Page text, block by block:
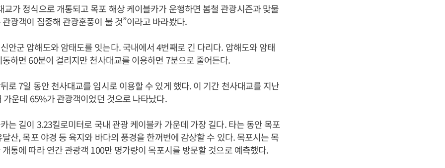
교가 정식으로 개통되고 목포 해상 케이블카가 운행하면 봄철 관광시즌과 맞물
광객이 집중해 관광훈풍이 불 것”이라고 바라봤다.
안군 압해도와 암태도를 잇는다. 국내에서 4번째로 긴 다리다. 압해도와 암태
하면 60분이 걸리지만 천사대교를 이용하면 7분으로 줄어든다.
로 7일 동안 천사대교를 임시로 이용할 수 있게 했다. 이 기간 천사대교를 지난
가운데 65%가 관광객이었던 것으로 나타났다.
는 길이 3.23킬로미터로 국내 관광 케이블카 가운데 가장 길다. 타는 동안 목포
산, 목포 야경 등 육지와 바다의 풍경을 한꺼번에 감상할 수 있다. 목포시는 목
통에 따라 연간 관광객 100만 명가량이 목포시를 방문할 것으로 예측했다.